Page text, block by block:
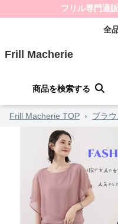
フリル専門通
全
Frill Macherie
商品を検索する
Frill Macherie TOP › ブラ